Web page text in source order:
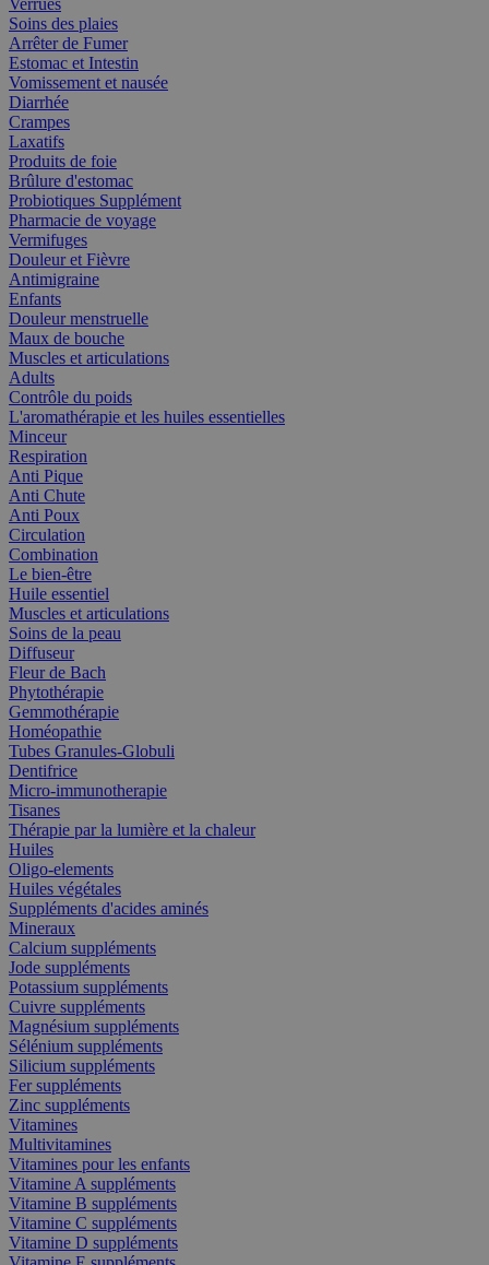
Verrues
Soins des plaies
Arrêter de Fumer
Estomac et Intestin
Vomissement et nausée
Diarrhée
Crampes
Laxatifs
Produits de foie
Brûlure d'estomac
Probiotiques Supplément
Pharmacie de voyage
Vermifuges
Douleur et Fièvre
Antimigraine
Enfants
Douleur menstruelle
Maux de bouche
Muscles et articulations
Adults
Contrôle du poids
L'aromathérapie et les huiles essentielles
Minceur
Respiration
Anti Pique
Anti Chute
Anti Poux
Circulation
Combination
Le bien-être
Huile essentiel
Muscles et articulations
Soins de la peau
Diffuseur
Fleur de Bach
Phytothérapie
Gemmothérapie
Homéopathie
Tubes Granules-Globuli
Dentifrice
Micro-immunotherapie
Tisanes
Thérapie par la lumière et la chaleur
Huiles
Oligo-elements
Huiles végétales
Suppléments d'acides aminés
Mineraux
Calcium suppléments
Jode suppléments
Potassium suppléments
Cuivre suppléments
Magnésium suppléments
Sélénium suppléments
Silicium suppléments
Fer suppléments
Zinc suppléments
Vitamines
Multivitamines
Vitamines pour les enfants
Vitamine A suppléments
Vitamine B suppléments
Vitamine C suppléments
Vitamine D suppléments